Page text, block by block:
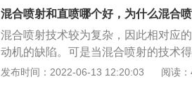
将燃油喷射到气缸内的燃烧室，发动
可以调节进到气缸的空气量。
上。与此同时还能提升发动机的功率
下给汽油和空气完全混合的时间会大
积碳。混合喷射技术较为复杂，因此
喷射发动机的缺陷。可是当混合喷射
喷射技术绝对会替代歧管喷射和缸内
混合喷射和直喷哪个好，为什么混合
混合喷射技术较为复杂，因此相对应
动机的缺陷。可是当混合喷射的技术
术肯定会取代进气支管喷射和缸内直
发布时间：2022-06-13 12:20:03 阅读